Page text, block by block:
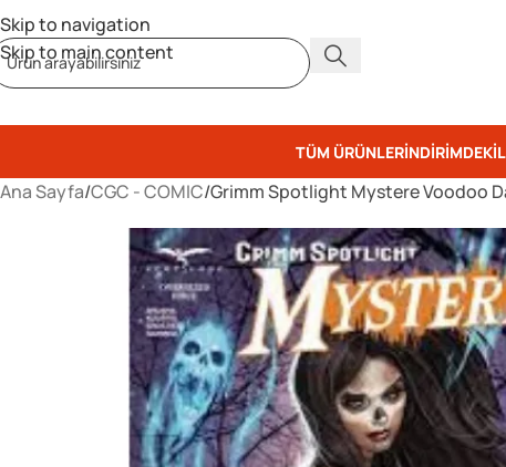
Skip to navigation
Skip to main content
TÜM ÜRÜNLER
Ana Sayfa CGC - COMIC Grimm Spotlight Mystere Voodoo